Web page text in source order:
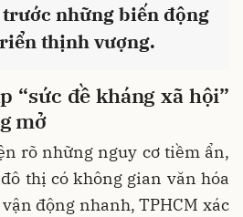
trước những biến động
thịnh vượng.
“sức đề kháng xã hội”
mở
rõ những nguy cơ tiềm ẩn,
thị có không gian văn hóa
động nhanh, TPHCM xác